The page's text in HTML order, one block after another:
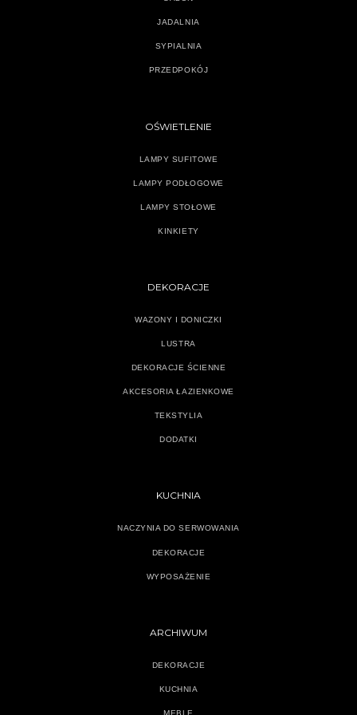
JADALNIA
SYPIALNIA
PRZEDPOKÓJ
OŚWIETLENIE
LAMPY SUFITOWE
LAMPY PODŁOGOWE
LAMPY STOŁOWE
KINKIETY
DEKORACJE
WAZONY I DONICZKI
LUSTRA
DEKORACJE ŚCIENNE
AKCESORIA ŁAZIENKOWE
TEKSTYLIA
DODATKI
KUCHNIA
NACZYNIA DO SERWOWANIA
DEKORACJE
WYPOSAŻENIE
ARCHIWUM
DEKORACJE
KUCHNIA
MEBLE